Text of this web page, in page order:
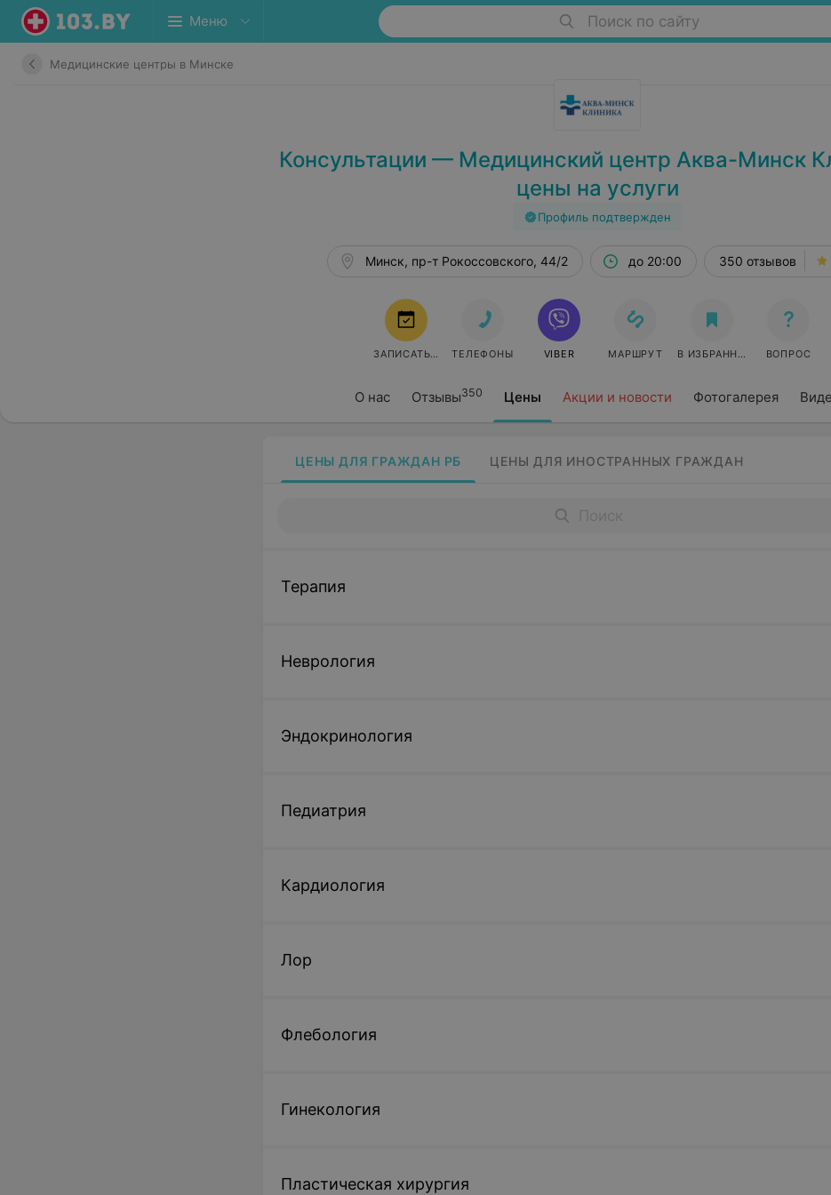
Меню Поиск по сайту
Медицинские центры в Минске
Консультации — Медицинский центр Аква-Минск
цены на услуги
Профиль подтвержден
О нас Отзывы350 Цены Акции и новости Фотогалерея
Минск, пр-т Рокоссовского, 44/2 до 20:00 350 отзывов
ЗАПИСАТЬСЯ ТЕЛЕФОНЫ VIBER МАРШРУТ В ИЗБРАННОЕ ВОПРОС
ЦЕНЫ ДЛЯ ГРАЖДАН РБ ЦЕНЫ ДЛЯ ИНОСТРАННЫХ ГРАЖДАН
Терапия
Неврология
Эндокринология
Педиатрия
Кардиология
Лор
Флебология
Гинекология
Пластическая хирургия